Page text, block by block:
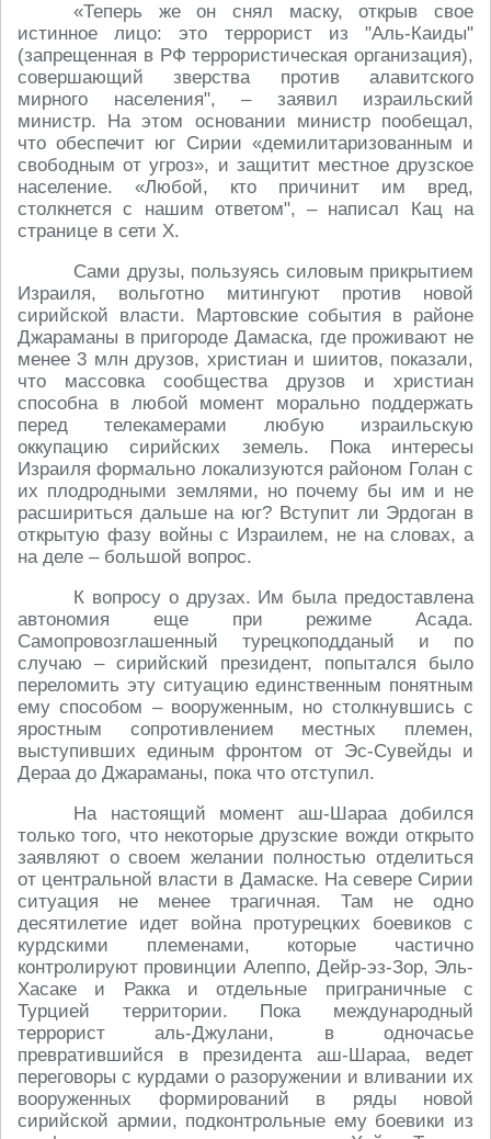
«Теперь же он снял маску, открыв свое
истинное лицо: это террорист из "Аль-Каиды"
(запрещенная в РФ террористическая организация),
совершающий зверства против алавитского
мирного населения", – заявил израильский
министр. На этом основании министр пообещал,
что обеспечит юг Сирии «демилитаризованным и
свободным от угроз», и защитит местное друзское
население. «Любой, кто причинит им вред,
столкнется с нашим ответом", – написал Кац на
странице в сети X.
Сами друзы, пользуясь силовым прикрытием
Израиля, вольготно митингуют против новой
сирийской власти. Мартовские события в районе
Джараманы в пригороде Дамаска, где проживают не
менее 3 млн друзов, христиан и шиитов, показали,
что массовка сообщества друзов и христиан
способна в любой момент морально поддержать
перед телекамерами любую израильскую
оккупацию сирийских земель. Пока интересы
Израиля формально локализуются районом Голан с
их плодродными землями, но почему бы им и не
расшириться дальше на юг? Вступит ли Эрдоган в
открытую фазу войны с Израилем, не на словах, а
на деле – большой вопрос.
К вопросу о друзах. Им была предоставлена
автономия еще при режиме Асада.
Самопровозглашенный турецкоподданый и по
случаю – сирийский президент, попытался было
переломить эту ситуацию единственным понятным
ему способом – вооруженным, но столкнувшись с
яростным сопротивлением местных племен,
выступивших единым фронтом от Эс-Сувейды и
Дераа до Джараманы, пока что отступил.
На настоящий момент аш-Шараа добился
только того, что некоторые друзские вожди открыто
заявляют о своем желании полностью отделиться
от центральной власти в Дамаске. На севере Сирии
ситуация не менее трагичная. Там не одно
десятилетие идет война протурецких боевиков с
курдскими племенами, которые частично
контролируют провинции Алеппо, Дейр-эз-Зор, Эль-
Хасаке и Ракка и отдельные приграничные с
Турцией территории. Пока международный
террорист аль-Джулани, в одночасье
превратившийся в президента аш-Шараа, ведет
переговоры с курдами о разоружении и вливании их
вооруженных формирований в ряды новой
сирийской армии, подконтрольные ему боевики из